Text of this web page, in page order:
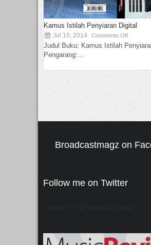
Kamus Istilah Penyiaran Digital
Jul 10, 2014 Comments Off
Judul Buku: Kamus Istilah
Pengarang:...
Broadcastmagz on
Follow me on Twitter